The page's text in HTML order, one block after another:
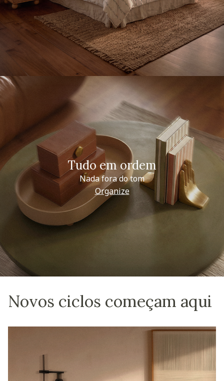
Tudo em ordem
Nada fora do tom
Organize
Novos ciclos começam aqui